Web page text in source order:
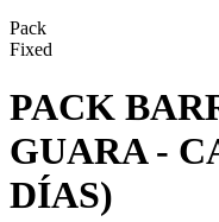
Pack
Fixed
PACK
GUARA -
DÍAS)